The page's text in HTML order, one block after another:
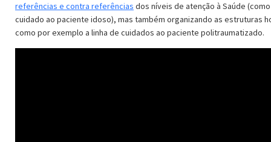
referências e contra referências dos níveis de atenção à Saúde
cuidado ao paciente idoso), mas também organizando as estruturas
como por exemplo a linha de cuidados ao paciente politraumatizado.